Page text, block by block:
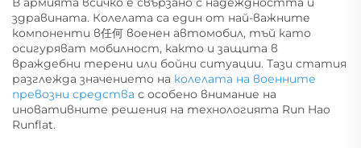
здравината. Колелата са един от най-важните
компоненти в任何 военен автомобил, тъй като
осигуряват мобилност, както и защита в
враждебни терени или бойни ситуации. Тази статия
разглежда значението на колелата на военните
превозни средства с особено внимание на
иновативните решения на технологията Run Hao
Runflat.